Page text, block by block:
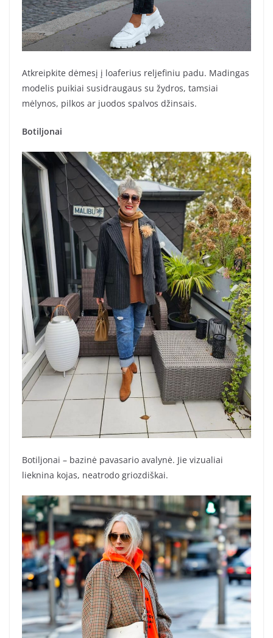
Atkreipkite dėmesį į loaferius reljefiniu padu. Madingas
modelis puikiai susidraugaus su žydros, tamsiai
mėlynos, pilkos ar juodos spalvos džinsais.
Botiljonai
Botiljonai – bazinė pavasario avalynė. Jie vizualiai
lieknina kojas, neatrodo griozdiškai.